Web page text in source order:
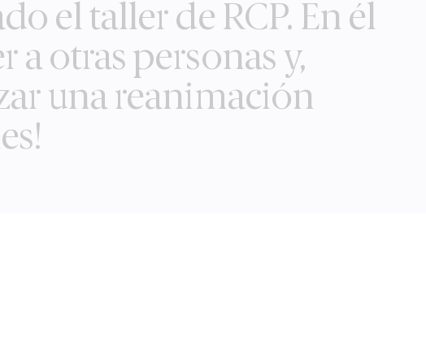
el taller de RCP. En él
a otras personas y,
una reanimación